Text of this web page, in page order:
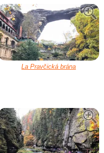
La Pravčická brána